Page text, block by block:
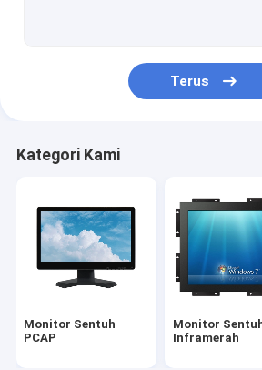
Layar Sentuh Gelombang Akustik
Layar LCD Batang Membentang
Papan Tulis Interaktif Pendidikan
Cermin Cerdas Layar Sentuh
Terus
Kategori Kami
Monitor Sentuh
PCAP
Monitor
Inframerah